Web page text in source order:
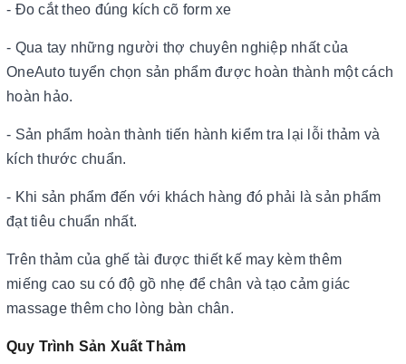
- Đo cắt theo đúng kích cõ form xe
- Qua tay những người thợ chuyên nghiệp nhất của
OneAuto tuyển chọn sản phẩm được hoàn thành một cách
hoàn hảo.
- Sản phẩm hoàn thành tiến hành kiểm tra lại lỗi thảm và
kích thước chuẩn.
- Khi sản phẩm đến với khách hàng đó phải là sản phẩm
đạt tiêu chuẩn nhất.
Trên thảm của ghế tài được thiết kế may kèm thêm
miếng cao su có độ gồ nhẹ để chân và tạo cảm giác
massage thêm cho lòng bàn chân.
Quy Trình Sản Xuất Thảm